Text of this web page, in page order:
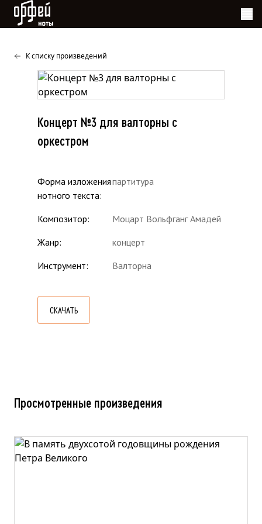
Ноты Орфей
К списку произведений
Концерт №3 для валторны с
оркестром
Форма изложения
нотного текста
партитура
Композитор
Моцарт Вольфганг Амадей
Жанр
концерт
Инструмент
Валторна
СКАЧАТЬ
Просмотренные произведения